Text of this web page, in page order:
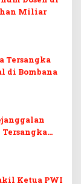
Miliar
Tersangka
di Bombana
Ketua PWI